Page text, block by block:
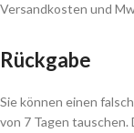
Versandkosten und
Rückgabe
Sie können einen
von 7 Tagen